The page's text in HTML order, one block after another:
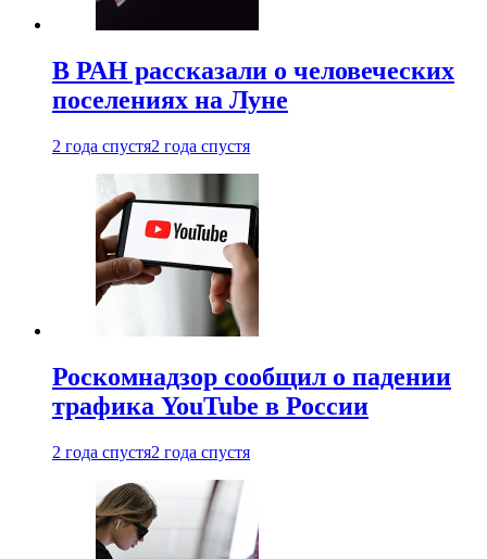
В РАН рассказали о человеческих
поселениях на Луне
2 года спустя2 года спустя
Роскомнадзор сообщил о падении
трафика YouTube в России
2 года спустя2 года спустя